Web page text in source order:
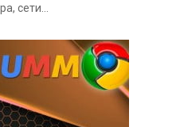
сети…